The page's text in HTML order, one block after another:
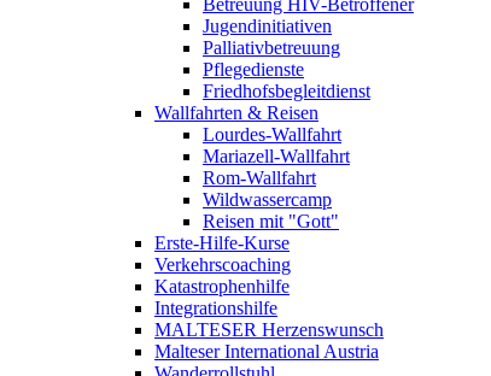
Betreuung HIV-Betroffener
Jugendinitiativen
Palliativbetreuung
Pflegedienste
Friedhofsbegleitdienst
Wallfahrten & Reisen
Lourdes-Wallfahrt
Mariazell-Wallfahrt
Rom-Wallfahrt
Wildwassercamp
Reisen mit "Gott"
Erste-Hilfe-Kurse
Verkehrscoaching
Katastrophenhilfe
Integrationshilfe
MALTESER Herzenswunsch
Malteser International Austria